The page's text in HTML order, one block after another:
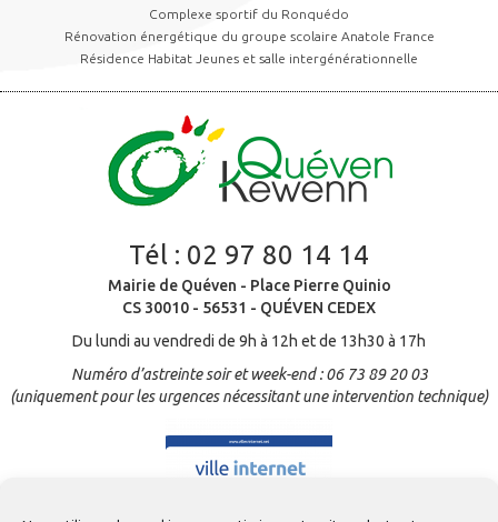
Complexe sportif du Ronquédo
Rénovation énergétique du groupe scolaire Anatole France
Résidence Habitat Jeunes et salle intergénérationnelle
Tél : 02 97 80 14 14
Mairie de Quéven - Place Pierre Quinio
CS 30010 - 56531 - QUÉVEN CEDEX
Du lundi au vendredi de 9h à 12h et de 13h30 à 17h
Numéro d’astreinte soir et week-end : 06 73 89 20 03
(uniquement pour les urgences nécessitant une intervention technique)